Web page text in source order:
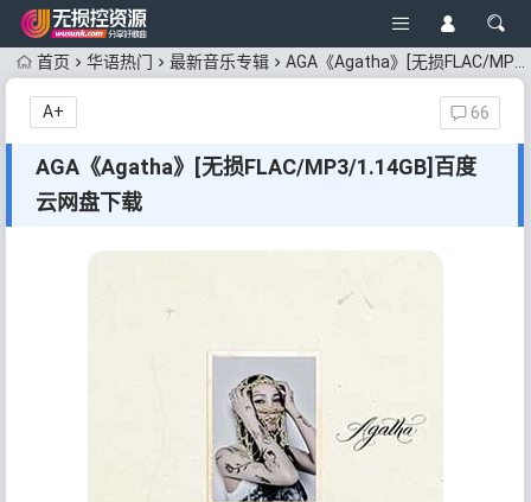
首页 华语热门 最新音乐专辑 AGA《Agatha》[无损FLAC/MP3/1.14GB]百度云网盘下载
AGA《Agatha》[无损FLAC/MP3/1.14GB]百度
云网盘下载
66
A+